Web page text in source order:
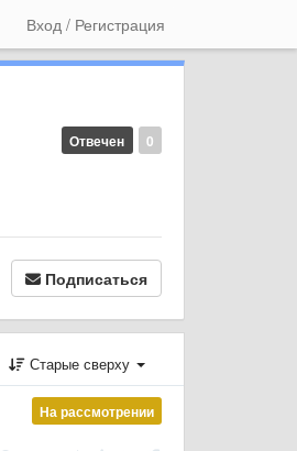
Вход / Регистрация
0
Отвечен
Подписаться
Старые сверху
На рассмотрении